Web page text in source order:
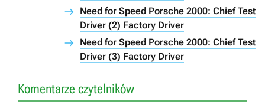
Need for Speed Porsche 2000: Chief Test
Driver (2) Factory Driver
Need for Speed Porsche 2000: Chief Test
Driver (3) Factory Driver
Komentarze czytelników